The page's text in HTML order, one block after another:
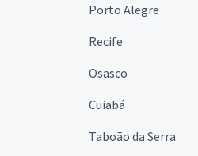
Porto Alegre
Recife
Osasco
Cuiabá
Taboão da Serra